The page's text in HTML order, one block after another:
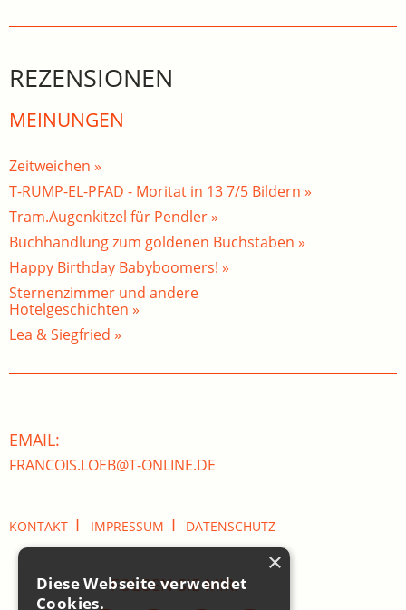
REZENSIONEN
MEINUNGEN
Zeitweichen »
T-RUMP-EL-PFAD - Moritat in 13 7/5 Bildern »
Tram.Augenkitzel für Pendler »
Buchhandlung zum goldenen Buchstaben »
Happy Birthday Babyboomers! »
Sternenzimmer und andere
Hotelgeschichten »
Lea & Siegfried »
EMAIL:
FRANCOIS.LOEB@T-ONLINE.DE
KONTAKT I IMPRESSUM I DATENSCHUTZ
FOLGEN SIE MIR:
×
Diese Webseite verwendet
Cookies.